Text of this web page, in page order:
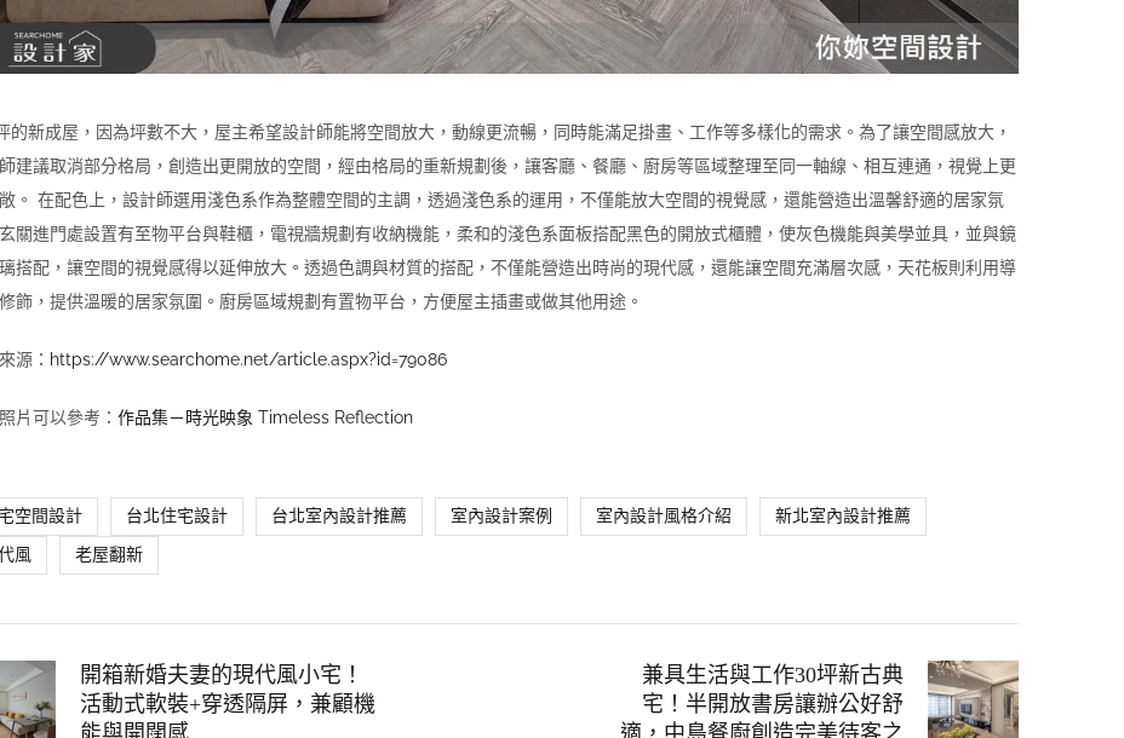
的新成屋，因為坪數不大，屋主希望設計師能將空間放大，動線更流暢，同時能滿足掛畫、工作等多樣化的需求。為了讓空間感放大，
建議取消部分格局，創造出更開放的空間，經由格局的重新規劃後，讓客廳、餐廳、廚房等區域整理至同一軸線、相互連通，視覺上更
。 在配色上，設計師選用淺色系作為整體空間的主調，透過淺色系的運用，不僅能放大空間的視覺感，還能營造出溫馨舒適的居家氛
關進門處設置有至物平台與鞋櫃，電視牆規劃有收納機能，柔和的淺色系面板搭配黑色的開放式櫃體，使灰色機能與美學並具，並與鏡
搭配，讓空間的視覺感得以延伸放大。透過色調與材質的搭配，不僅能營造出時尚的現代感，還能讓空間充滿層次感，天花板則利用導
飾，提供溫暖的居家氛圍。廚房區域規劃有置物平台，方便屋主插畫或做其他用途。
源： https://www.searchome.net/article.aspx?id=79086
片可以參考： 作品集－時光映象 Timeless Reflection
空間設計 台北住宅設計 台北室內設計推薦 室內設計案例 室內設計風格介紹 新北室內設計推薦
風 老屋翻新
開箱新婚夫妻的現代風小宅！
活動式軟裝+穿透隔屏，兼顧機
能與開闊感
兼具生活與工作30坪新古典
宅！半開放書房讓辦公好舒
適，中島餐廚創造完美待客之